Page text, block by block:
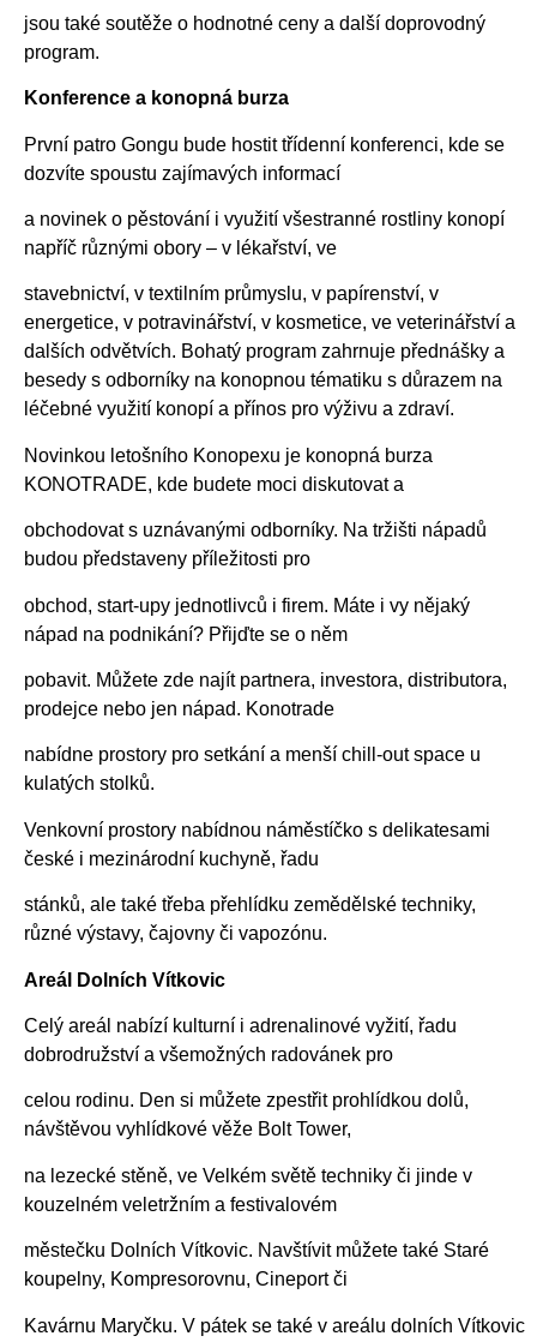
jsou také soutěže o hodnotné ceny a další doprovodný
program.
Konference a konopná burza
První patro Gongu bude hostit třídenní konferenci, kde se
dozvíte spoustu zajímavých informací
a novinek o pěstování i využití všestranné rostliny konopí
napříč různými obory – v lékařství, ve
stavebnictví, v textilním průmyslu, v papírenství, v
energetice, v potravinářství, v kosmetice, ve veterinářství a
dalších odvětvích. Bohatý program zahrnuje přednášky a
besedy s odborníky na konopnou tématiku s důrazem na
léčebné využití konopí a přínos pro výživu a zdraví.
Novinkou letošního Konopexu je konopná burza
KONOTRADE, kde budete moci diskutovat a
obchodovat s uznávanými odborníky. Na tržišti nápadů
budou představeny příležitosti pro
obchod, start-upy jednotlivců i firem. Máte i vy nějaký
nápad na podnikání? Přijďte se o něm
pobavit. Můžete zde najít partnera, investora, distributora,
prodejce nebo jen nápad. Konotrade
nabídne prostory pro setkání a menší chill-out space u
kulatých stolků.
Venkovní prostory nabídnou náměstíčko s delikatesami
české i mezinárodní kuchyně, řadu
stánků, ale také třeba přehlídku zemědělské techniky,
různé výstavy, čajovny či vapozónu.
Areál Dolních Vítkovic
Celý areál nabízí kulturní i adrenalinové vyžití, řadu
dobrodružství a všemožných radovánek pro
celou rodinu. Den si můžete zpestřit prohlídkou dolů,
návštěvou vyhlídkové věže Bolt Tower,
na lezecké stěně, ve Velkém světě techniky či jinde v
kouzelném veletržním a festivalovém
městečku Dolních Vítkovic. Navštívit můžete také Staré
koupelny, Kompresorovnu, Cineport či
Kavárnu Maryčku. V pátek se také v areálu dolních Vítkovic